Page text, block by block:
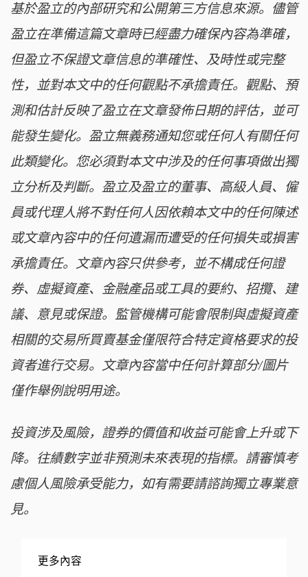
基於盈立的內部研究和公開第三方信息來源。儘管
盈立在準備這篇文章時已經盡力確保內容為準確，
但盈立不保證文章信息的準確性、及時性或完整
性，並對本文中的任何觀點不承擔責任。觀點、預
測和估計反映了盈立在文章發佈日期的評估，並可
能發生變化。盈立無義務通知您或任何人有關任何
此類變化。您必須對本文中涉及的任何事項做出獨
立分析及判斷。盈立及盈立的董事、高級人員、僱
員或代理人將不對任何人因依賴本文中的任何陳述
或文章內容中的任何遺漏而遭受的任何損失或損害
承擔責任。文章內容只供參考，並不構成任何證
券、虛擬資產、金融產品或工具的要約、招攬、建
議、意見或保證。監管機構可能會限制與虛擬資產
相關的交易所買賣基金僅限符合特定資格要求的投
資者進行交易。文章內容當中任何計算部分/圖片
僅作舉例說明用途。
投資涉及風險，證券的價值和收益可能會上升或下
降。往績數字並非預測未來表現的指標。請審慎考
慮個人風險承受能力，如有需要請諮詢獨立專業意
見。
更多內容